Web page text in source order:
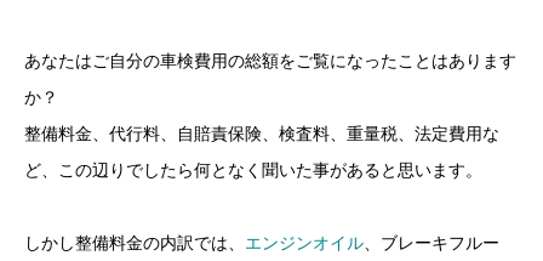
あなたはご自分の車検費用の総額をご覧になったことはあります
か？
整備料金、代行料、自賠責保険、検査料、重量税、法定費用な
ど、この辺りでしたら何となく聞いた事があると思います。
しかし整備料金の内訳では、 エンジンオイル、ブレーキフルー